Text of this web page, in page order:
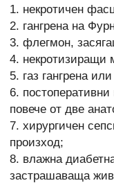
1. некротичен
2. гангрена на
3. флегмон,
4. некротизиращи
5. газ гангрена
6.
повече от две
7. хирургичен
произход;
8. влажна
застрашаваща